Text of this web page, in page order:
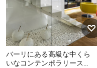
バーリにある高級な中くら
いなコンテンポラリースタ